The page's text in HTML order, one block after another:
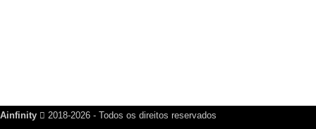
Ainfinity 2018-2026 - Todos os direitos reservados